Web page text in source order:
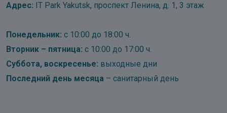
Адрес: IT Park Yakutsk, проспект Ленина, д. 1, 3 этаж
Понедельник: с 10:00 до 18:00 ч.
Вторник – пятница: с 10:00 до 17:00 ч.
Суббота, воскресенье: выходные дни
Последний день месяца – санитарный день